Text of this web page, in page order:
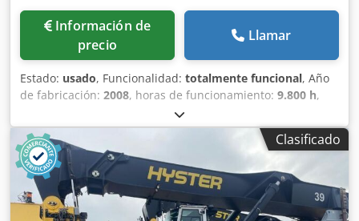
Información de
precio
Llamar
Estado: usado, Funcionalidad: totalmente funcional, Año
de fabricación: 2008, horas de funcionamiento: 9.800 h,
45.000 kg, altura de elevación:
mm, tipo de combustible:diésel, potencia:257 kW (349,42
CV), peso en vacío:
, tipo de accionamiento:
Diesel, Apilador de contenedores completos Centro de
gravedad de la carga: 1780 Transmisión: Dana TE32418
Dcsdpfxezr Sp So Al Dek Estado: Listo para usar y
completamente funcional Estado técnico: bueno
Clasificado